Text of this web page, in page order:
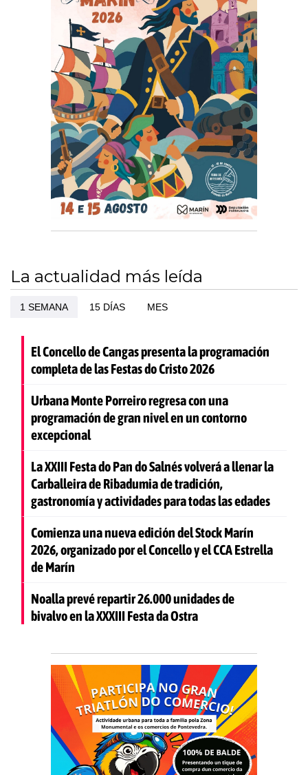
La actualidad más leída
1 SEMANA 15 DÍAS MES
El Concello de Cangas presenta la programación
completa de las Festas do Cristo 2026
Urbana Monte Porreiro regresa con una
programación de gran nivel en un contorno
excepcional
La XXIII Festa do Pan do Salnés volverá a llenar la
Carballeira de Ribadumia de tradición,
gastronomía y actividades para todas las edades
Comienza una nueva edición del Stock Marín
2026, organizado por el Concello y el CCA Estrella
de Marín
Noalla prevé repartir 26.000 unidades de
bivalvo en la XXXIII Festa da Ostra